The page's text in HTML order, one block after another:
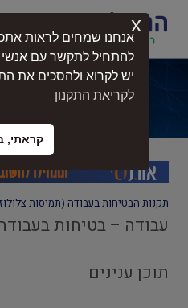
תקנות הבטיחות
צלולוזה), 1948
תקנות הבטיחות בעבודה (תמיסות צלולוזה),
עבודה – בטיחות
תוכן ענינים
אנחנו שמחים לראות
להתחיל לתקשר עם אנשי
יש לקרוא ולהסכים את
לקריאת התקנון
קראתי,
x